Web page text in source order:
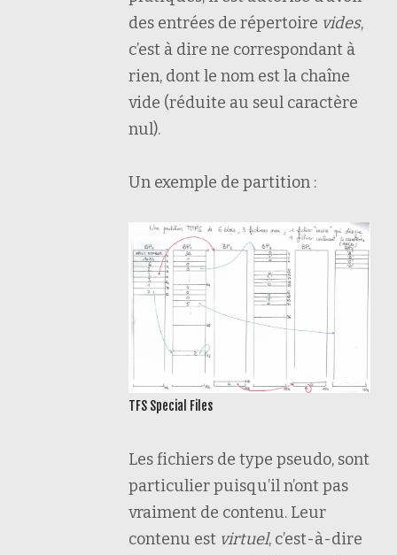
des entrées de répertoire vides,
c’est à dire ne correspondant à
rien, dont le nom est la chaîne
vide (réduite au seul caractère
nul).
Un exemple de partition :
TFS Special Files
Les fichiers de type pseudo, sont
particulier puisqu’il n’ont pas
vraiment de contenu. Leur
contenu est virtuel, c’est-à-dire